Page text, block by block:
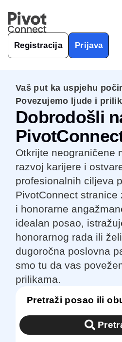
Registracija Prijava
Vaš put ka uspjehu
Povezujemo ljude i
Dobrodošli
Otkrijte neograničene
razvoj karijere i
profesionalnih ciljeva
PivotConnect stranice
i honorarne
idealan posao,
honorarnog rada ili
dugoročna poslovna
smo tu da vas
prilikama.